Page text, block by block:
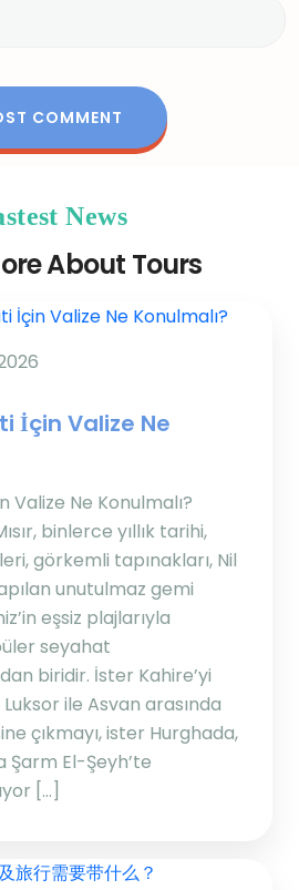
News
About Tours
İçin Valize Ne
Valize Ne Konulmalı?
binlerce yıllık tarihi,
görkemli tapınakları, Nil
unutulmaz gemi
eşsiz plajlarıyla
seyahat
biridir. İster Kahire’yi
ile Asvan arasında
çıkmayı, ister Hurghada,
Şarm El-Şeyh’te
[…]